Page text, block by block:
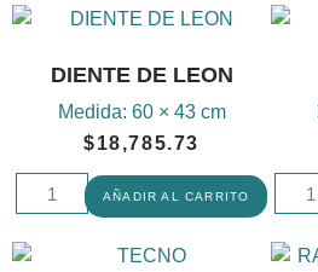
DIENTE DE LEON
Medida: 60 × 43 cm
$18,785.73
AÑADIR AL CARRITO